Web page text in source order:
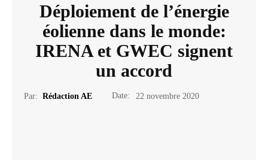
Déploiement de l’énergie
éolienne dans le monde:
IRENA et GWEC signent
un accord
Par: Rédaction AE Date: 22 novembre 2020